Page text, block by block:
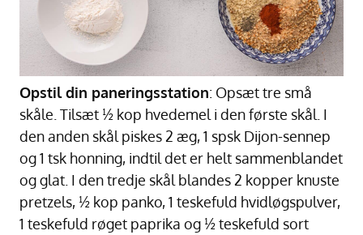
Opstil din paneringsstation: Opsæt tre små
skåle. Tilsæt ½ kop hvedemel i den første skål. I
den anden skål piskes 2 æg, 1 spsk Dijon-sennep
og 1 tsk honning, indtil det er helt sammenblandet
og glat. I den tredje skål blandes 2 kopper knuste
pretzels, ½ kop panko, 1 teskefuld hvidløgspulver,
1 teskefuld røget paprika og ½ teskefuld sort